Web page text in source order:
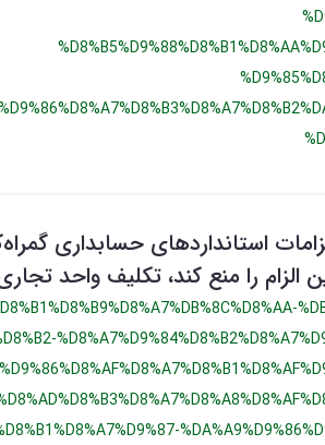
استانداردهای حسابداری
الزام را منع کند، تکلیف واحد